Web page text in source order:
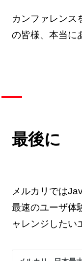
カンファレンス
の皆様、本当に
最後に
メルカリでは
最速のユーザ体
ャレンジしたい